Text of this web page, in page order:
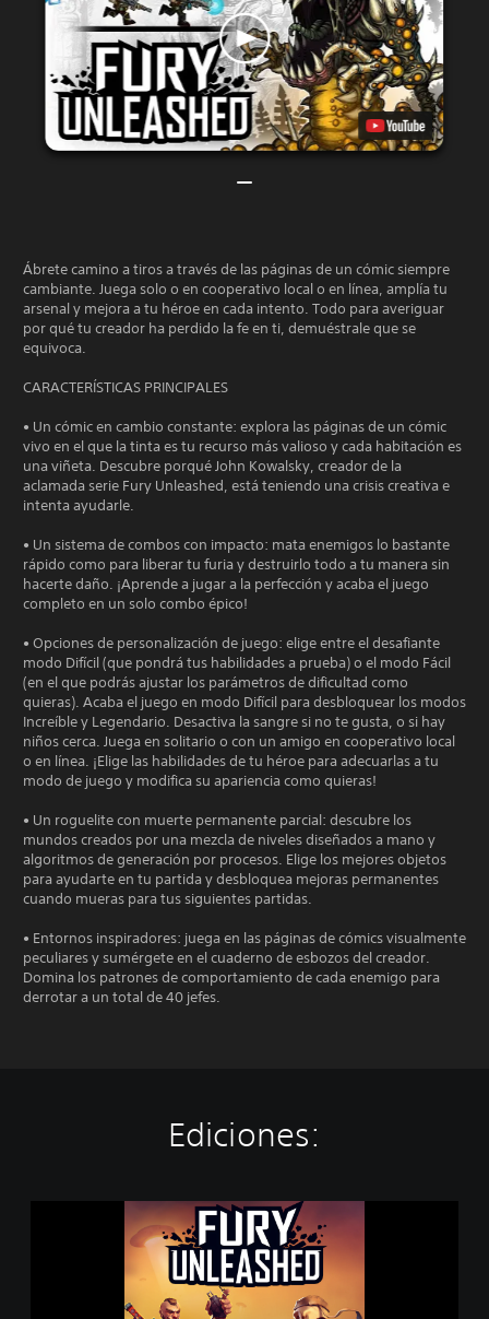
Ábrete camino a tiros a través de las páginas de un cómic siempre
cambiante. Juega solo o en cooperativo local o en línea, amplía tu
arsenal y mejora a tu héroe en cada intento. Todo para averiguar
por qué tu creador ha perdido la fe en ti, demuéstrale que se
equivoca.
CARACTERÍSTICAS PRINCIPALES
• Un cómic en cambio constante: explora las páginas de un cómic
vivo en el que la tinta es tu recurso más valioso y cada habitación es
una viñeta. Descubre porqué John Kowalsky, creador de la
aclamada serie Fury Unleashed, está teniendo una crisis creativa e
intenta ayudarle.
• Un sistema de combos con impacto: mata enemigos lo bastante
rápido como para liberar tu furia y destruirlo todo a tu manera sin
hacerte daño. ¡Aprende a jugar a la perfección y acaba el juego
completo en un solo combo épico!
• Opciones de personalización de juego: elige entre el desafiante
modo Difícil (que pondrá tus habilidades a prueba) o el modo Fácil
(en el que podrás ajustar los parámetros de dificultad como
quieras). Acaba el juego en modo Difícil para desbloquear los modos
Increíble y Legendario. Desactiva la sangre si no te gusta, o si hay
niños cerca. Juega en solitario o con un amigo en cooperativo local
o en línea. ¡Elige las habilidades de tu héroe para adecuarlas a tu
modo de juego y modifica su apariencia como quieras!
• Un roguelite con muerte permanente parcial: descubre los
mundos creados por una mezcla de niveles diseñados a mano y
algoritmos de generación por procesos. Elige los mejores objetos
para ayudarte en tu partida y desbloquea mejoras permanentes
cuando mueras para tus siguientes partidas.
• Entornos inspiradores: juega en las páginas de cómics visualmente
peculiares y sumérgete en el cuaderno de esbozos del creador.
Domina los patrones de comportamiento de cada enemigo para
derrotar a un total de 40 jefes.
Ediciones: